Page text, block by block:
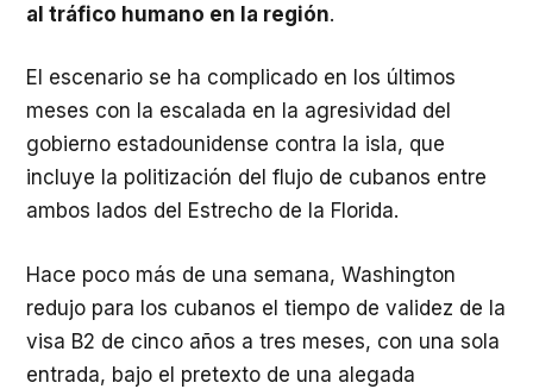
al tráfico humano en la región.
El escenario se ha complicado en los últimos
meses con la escalada en la agresividad del
gobierno estadounidense contra la isla, que
incluye la politización del flujo de cubanos entre
ambos lados del Estrecho de la Florida.
Hace poco más de una semana, Washington
redujo para los cubanos el tiempo de validez de la
visa B2 de cinco años a tres meses, con una sola
entrada, bajo el pretexto de una alegada